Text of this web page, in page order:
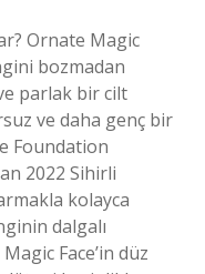
Ornate Magic
bozmadan
parlak bir cilt
ve daha genç bir
Foundation
2022 Sihirli
kolayca
dalgalı
Face’in düz